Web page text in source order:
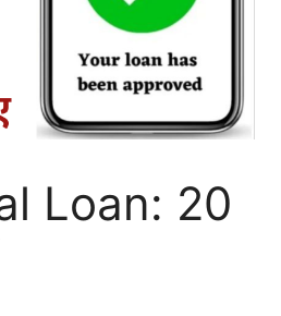
Loan: 20